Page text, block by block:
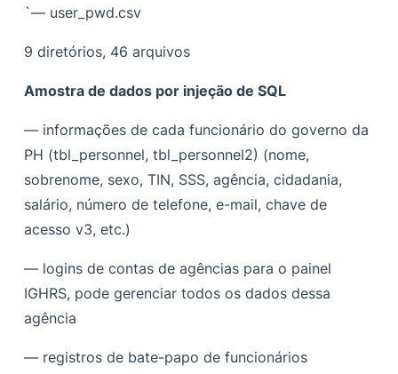
`— user_pwd.csv
9 diretórios, 46 arquivos
Amostra de dados por injeção de SQL
— informações de cada funcionário do governo da
PH (tbl_personnel, tbl_personnel2) (nome,
sobrenome, sexo, TIN, SSS, agência, cidadania,
salário, número de telefone, e-mail, chave de
acesso v3, etc.)
— logins de contas de agências para o painel
IGHRS, pode gerenciar todos os dados dessa
agência
— registros de bate-papo de funcionários